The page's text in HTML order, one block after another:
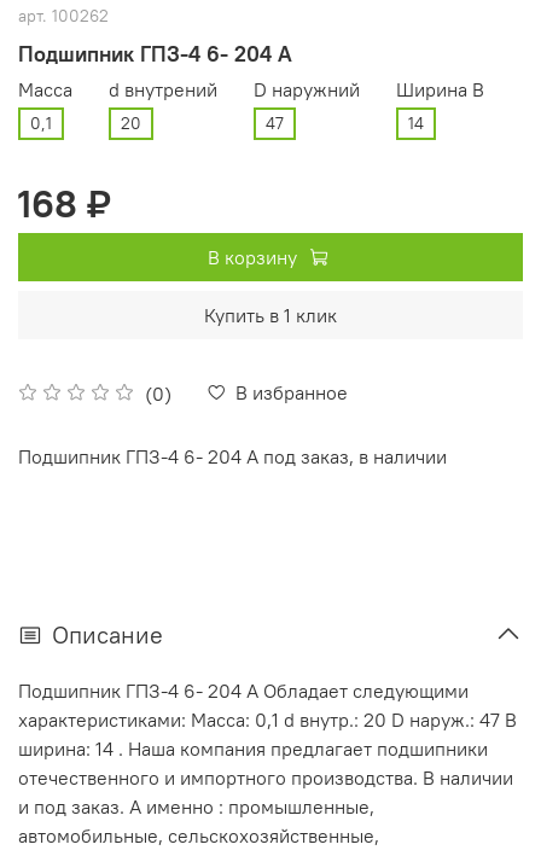
арт. 100262
Подшипник ГПЗ-4 6- 204 А
(0) В избранное
Масса
0,1
d внутрений
20
D наружний
47
Ширина В
14
168 ₽
В корзину
Купить в 1 клик
Подшипник ГПЗ-4 6- 204 А под заказ, в наличии
Описание
Подшипник ГПЗ-4 6- 204 А Обладает следующими
характеристиками: Масса: 0,1 d внутр.: 20 D наруж.: 47 В
ширина: 14 . Наша компания предлагает подшипники
отечественного и импортного производства. В наличии
и под заказ. А именно : промышленные,
автомобильные, сельскохозяйственные,